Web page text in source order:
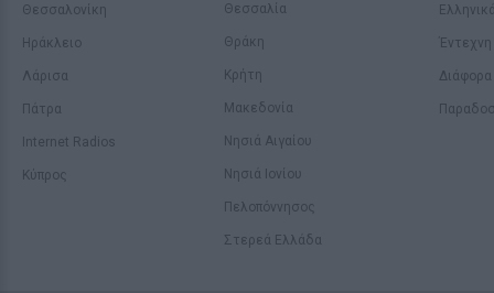
Θεσσαλονίκη
Ηράκλειο
Λάρισα
Πάτρα
Internet Radios
Κύπρος
Θεσσαλία
Θράκη
Κρήτη
Μακεδονία
Νησιά Αιγαίου
Νησιά Ιονίου
Πελοπόννησος
Στερεά Ελλάδα
Διάφορα